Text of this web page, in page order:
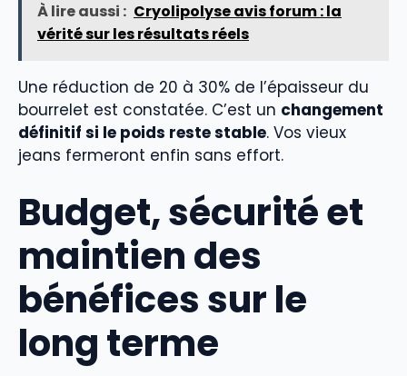
À lire aussi : Cryolipolyse avis forum : la
vérité sur les résultats réels
Une réduction de 20 à 30% de l’épaisseur du
bourrelet est constatée. C’est un changement
définitif si le poids reste stable. Vos vieux
jeans fermeront enfin sans effort.
Budget, sécurité et
maintien des
bénéfices sur le
long terme